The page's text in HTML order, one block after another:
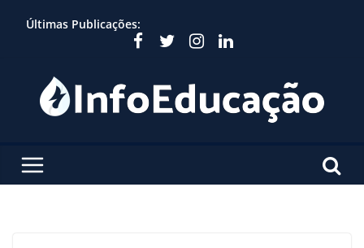
Últimas Publicações: